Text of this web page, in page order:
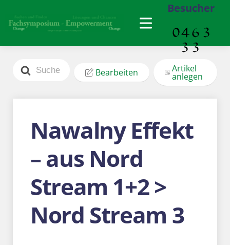
Besucher
Search
For
Bearbeiten Artikel
anlegen
Nawalny Effekt
– aus Nord
Stream 1+2 >
Nord Stream 3